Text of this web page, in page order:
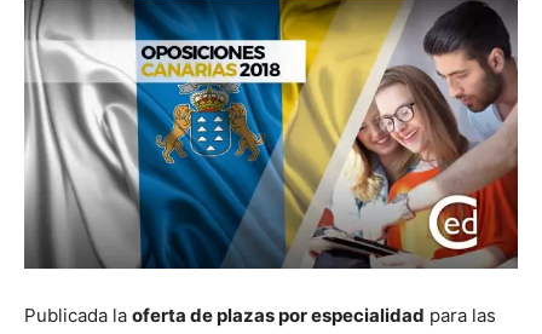
Publicada la oferta de plazas por especialidad para las